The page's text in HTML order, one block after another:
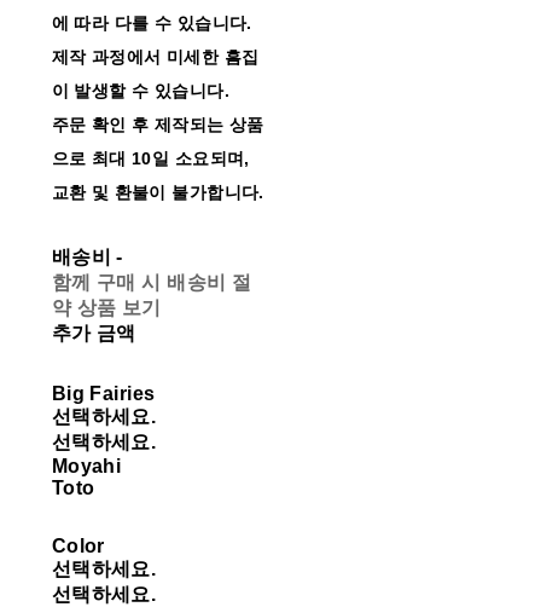
에 따라 다를 수 있습니다.
제작 과정에서 미세한 흠집
이 발생할 수 있습니다.
주문 확인 후 제작되는 상품
으로 최대 10일 소요되며,
교환 및 환불이 불가합니다.
배송비-
함께 구매 시 배송비 절
약 상품 보기
추가 금액
Big Fairies
선택하세요.
선택하세요.
Moyahi
Toto
Color
선택하세요.
선택하세요.